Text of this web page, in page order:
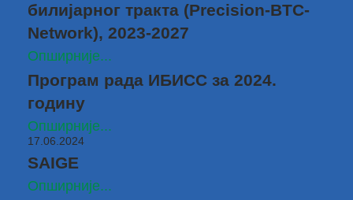
билијарног тракта (Precision-BTC-
Network), 2023-2027
Опширније...
Програм рада ИБИСС за 2024.
годину
Опширније...
17.06.2024
SAIGE
Опширније...